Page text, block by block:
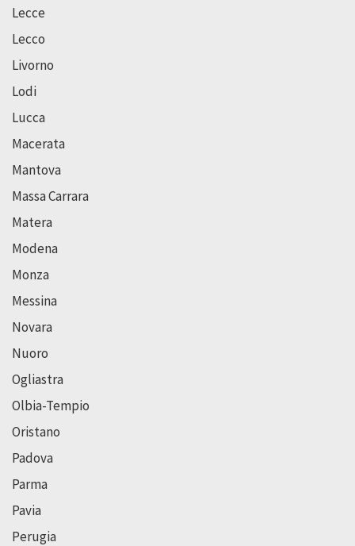
Lecce
Lecco
Livorno
Lodi
Lucca
Macerata
Mantova
Massa Carrara
Matera
Modena
Monza
Messina
Novara
Nuoro
Ogliastra
Olbia-Tempio
Oristano
Padova
Parma
Pavia
Perugia